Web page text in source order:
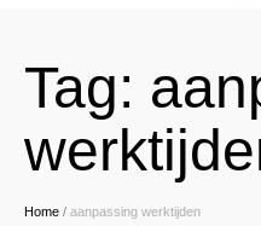
Tag:
Home / aanpassing werktijden